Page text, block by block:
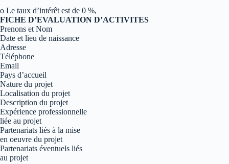
o Le taux d’intérêt est de 0 %,
FICHE D’EVALUATION D’ACTIVITES
Prenons et Nom
Date et lieu de naissance
Adresse
Téléphone
Email
Pays d’accueil
Nature du projet
Localisation du projet
Description du projet
Expérience professionnelle
liée au projet
Partenariats liés à la mise
en oeuvre du projet
Partenariats éventuels liés
au projet